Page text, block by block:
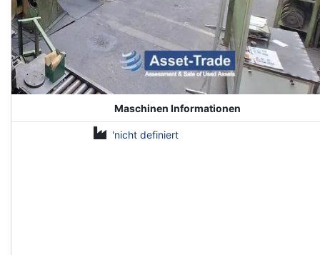
Maschinen Informationen
'nicht definiert